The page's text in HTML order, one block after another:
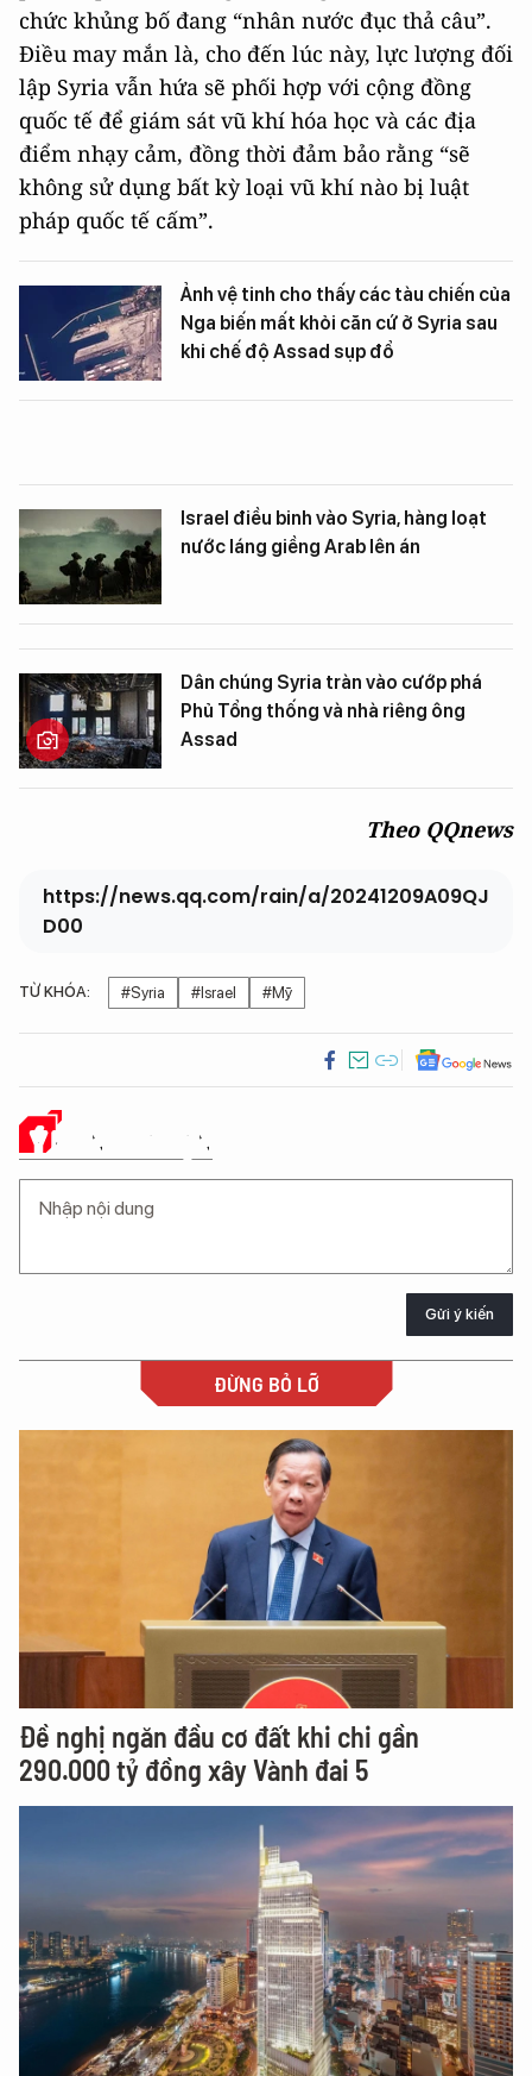
chức khủng bố đang “nhân nước đục thả câu”.
Điều may mắn là, cho đến lúc này, lực lượng đối
lập Syria vẫn hứa sẽ phối hợp với cộng đồng
quốc tế để giám sát vũ khí hóa học và các địa
điểm nhạy cảm, đồng thời đảm bảo rằng “sẽ
không sử dụng bất kỳ loại vũ khí nào bị luật
pháp quốc tế cấm”.
Ảnh vệ tinh cho thấy các tàu chiến của
Nga biến mất khỏi căn cứ ở Syria sau
khi chế độ Assad sụp đổ
Israel điều binh vào Syria, hàng loạt
nước láng giềng Arab lên án
Dân chúng Syria tràn vào cướp phá
Phủ Tổng thống và nhà riêng ông
Assad
Theo QQnews
https://news.qq.com/rain/a/20241209A09QJ
D00
TỪ KHÓA: #Syria #Israel #Mỹ
Ý KIẾN CỦA BẠN
Gửi ý kiến
ĐỪNG BỎ LỠ
Đề nghị ngăn đầu cơ đất khi chi gần
290.000 tỷ đồng xây Vành đai 5